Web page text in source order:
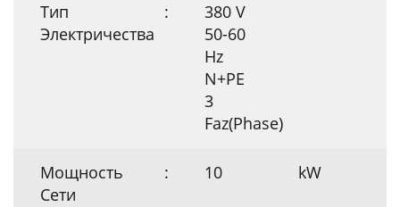
Тип
Электричества
:
380 V
50-60
Hz
N+PE
3
Faz(Phase)
Мощность
Сети
: 10 kW